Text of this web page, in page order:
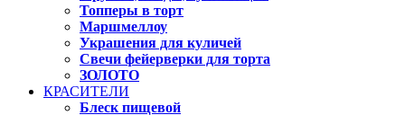
Топперы в торт
Маршмеллоу
Украшения для куличей
Свечи фейерверки для торта
ЗОЛОТО
КРАСИТЕЛИ
Блеск пищевой